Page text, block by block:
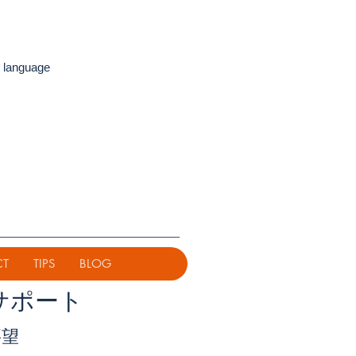
TIPS BLOG
ート